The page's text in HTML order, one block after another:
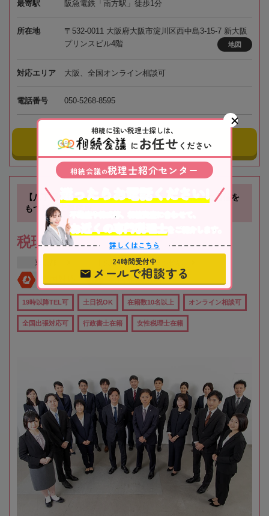
最寄駅 阪急電鉄「南方駅」徒歩1分
所在地
〒532-0011 大阪府大阪市淀川区西中島3-15-7 新大阪
プリンスビル4階
地図
対応エリア 大阪、全国オンライン相談可
電話番号 050-5268-8595
事務所にメールする
【八丁堀駅徒歩3分】お客様に寄り添った、相続に自信を
もつ税理士事務所
税理士法人トゥモローズ
東京都 中央区 日本橋駅
初回相談無料
19時以降TEL可 土日祝OK 在籍数10名以上 オンライン相談可
全国出張対応可 行政書士在籍 女性税理士在籍
相続に強い税理士探しは、
にお任せ ください
相続会議の税理士紹介センター
不動産や株式等、相続資産に合わせて、
お近くの専門税理士
をご紹介します。
詳しくはこちら
24時間受付中
メールで相談する